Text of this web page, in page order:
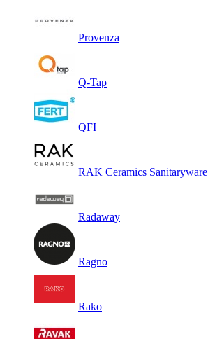
Provenza
Q-Tap
QFI
RAK Ceramics Sanitaryware
Radaway
Ragno
Rako